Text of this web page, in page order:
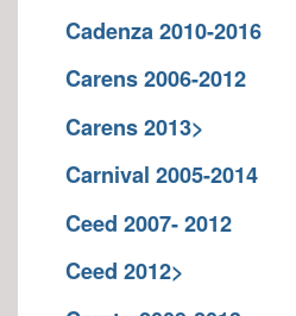
Cadenza 2010-2016
Carens 2006-2012
Carens 2013>
Carnival 2005-2014
Ceed 2007- 2012
Ceed 2012>